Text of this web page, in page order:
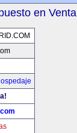
en Venta